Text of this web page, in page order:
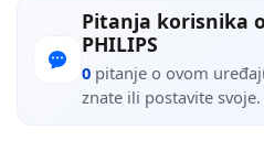
Pitanja korisnika o
PHILIPS
0 pitanje o ovom
znate ili postavite svoje.